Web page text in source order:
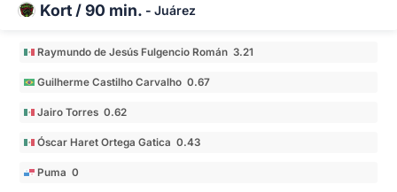
Kort / 90 min. - Juárez
Raymundo de Jesús Fulgencio Román 3.21
Guilherme Castilho Carvalho 0.67
Jairo Torres 0.62
Óscar Haret Ortega Gatica 0.43
Puma 0